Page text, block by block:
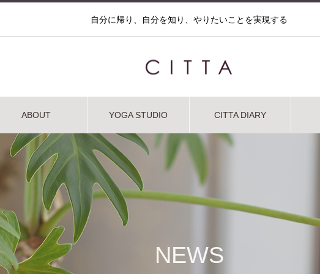
自分に帰り、自分を知り、やりたいことを実現する
ABOUT YOGA STUDIO CITTA DIARY
NEWS